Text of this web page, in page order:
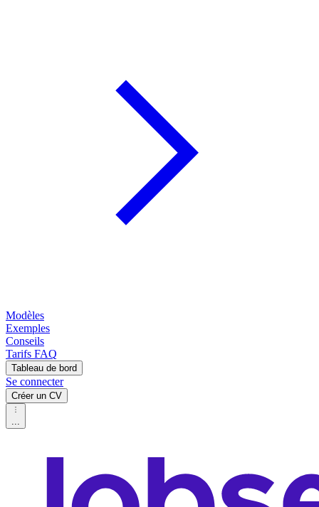
Modèles
Exemples
Conseils
Tarifs FAQ
Tableau de bord
Se connecter
Créer un CV
...